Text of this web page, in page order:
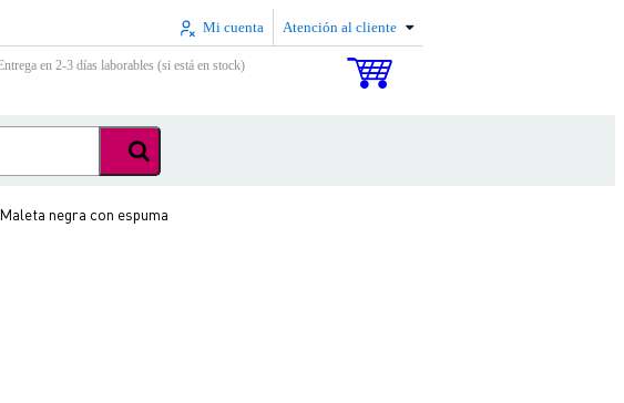
Mi cuenta Atención al cliente
en 2-3 días laborables (si está en stock)
negra con espuma